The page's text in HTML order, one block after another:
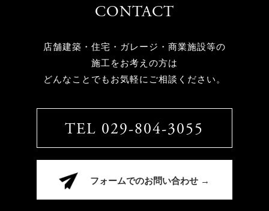
CONTACT
店舗建築・住宅・ガレージ・商業施設等の
施工をお考えの方は
どんなことでもお気軽にご相談ください。
TEL 029-804-3055
フォームでのお問い合わせ →